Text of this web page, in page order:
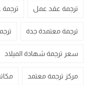
ترجمة عقد عمل ترجمة
ترجمة معتمدة جدة
سعر ترجمة شهادة الميلاد
مركز ترجمة معتمد